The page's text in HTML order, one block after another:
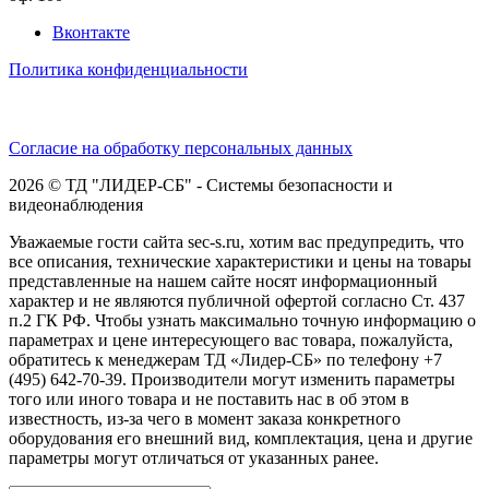
Вконтакте
Политика конфиденциальности
Согласие на обработку персональных данных
2026 © ТД "ЛИДЕР-СБ" - Системы безопасности и
видеонаблюдения
Уважаемые гости сайта sec-s.ru, хотим вас предупредить, что
все описания, технические характеристики и цены на товары
представленные на нашем сайте носят информационный
характер и не являются публичной офертой согласно Ст. 437
п.2 ГК РФ. Чтобы узнать максимально точную информацию о
параметрах и цене интересующего вас товара, пожалуйста,
обратитесь к менеджерам ТД «Лидер-СБ» по телефону +7
(495) 642-70-39. Производители могут изменить параметры
того или иного товара и не поставить нас в об этом в
известность, из-за чего в момент заказа конкретного
оборудования его внешний вид, комплектация, цена и другие
параметры могут отличаться от указанных ранее.